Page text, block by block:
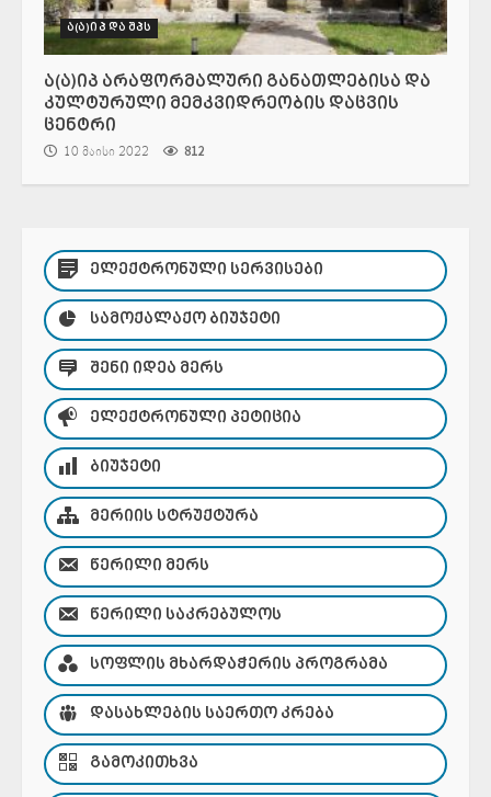
ა(ა)იპ და შპს
ა(ა)იპ არაფორმალური განათლებისა და
კულტურული მემკვიდრეობის დაცვის
ცენტრი
10 მაისი 2022 812
ᲔᲚᲔᲥᲢᲠᲝᲜᲣᲚᲘ ᲡᲔᲠᲕᲘᲡᲔᲑᲘ
ᲡᲐᲛᲝᲥᲐᲚᲐᲥᲝ ᲑᲘᲣᲯᲔᲢᲘ
ᲨᲔᲜᲘ ᲘᲓᲔᲐ ᲛᲔᲠᲡ
ᲔᲚᲔᲥᲢᲠᲝᲜᲣᲚᲘ ᲞᲔᲢᲘᲪᲘᲐ
ᲑᲘᲣᲯᲔᲢᲘ
ᲛᲔᲠᲘᲘᲡ ᲡᲢᲠᲣᲥᲢᲣᲠᲐ
ᲬᲔᲠᲘᲚᲘ ᲛᲔᲠᲡ
ᲬᲔᲠᲘᲚᲘ ᲡᲐᲙᲠᲔᲑᲣᲚᲝᲡ
ᲡᲝᲤᲚᲘᲡ ᲛᲮᲐᲠᲓᲐᲭᲔᲠᲘᲡ ᲞᲠᲝᲒᲠᲐᲛᲐ
ᲓᲐᲡᲐᲮᲚᲔᲑᲘᲡ ᲡᲐᲔᲠᲗᲝ ᲙᲠᲔᲑᲐ
ᲒᲐᲛᲝᲙᲘᲗᲮᲕᲐ